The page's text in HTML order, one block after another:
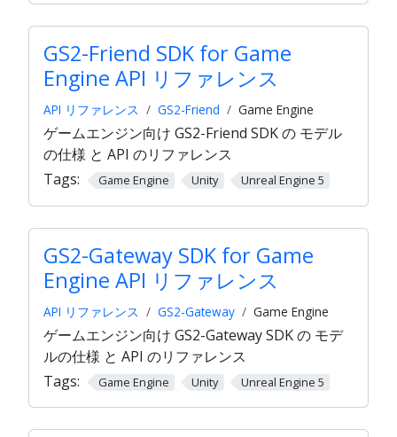
GS2-Friend SDK for Game
Engine API リファレンス
API リファレンス GS2-Friend Game Engine
ゲームエンジン向け GS2-Friend SDK の モデル
の仕様 と API のリファレンス
Tags:
Game Engine Unity Unreal Engine 5
GS2-Gateway SDK for Game
Engine API リファレンス
API リファレンス GS2-Gateway Game Engine
ゲームエンジン向け GS2-Gateway SDK の モデ
ルの仕様 と API のリファレンス
Tags:
Game Engine Unity Unreal Engine 5